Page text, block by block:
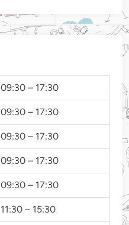
09:30 – 17:30
09:30 – 17:30
09:30 – 17:30
09:30 – 17:30
09:30 – 17:30
11:30 – 15:30